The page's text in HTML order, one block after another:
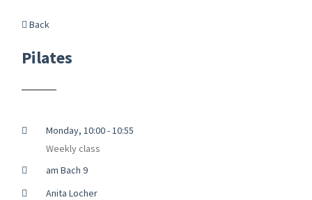
Back
Pilates
Monday, 10:00 - 10:55
Weekly class
am Bach 9
Anita Locher